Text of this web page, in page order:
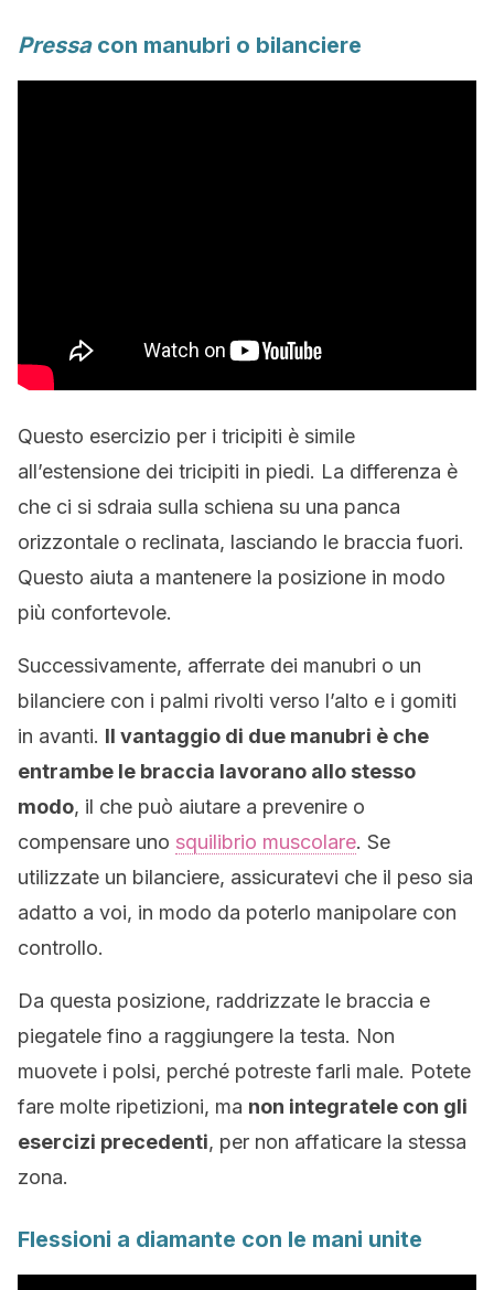
Pressacon manubri o bilanciere
Questo esercizio per i tricipiti è simile
all’estensione dei tricipiti in piedi. La differenza è
che ci si sdraia sulla schiena su una panca
orizzontale o reclinata, lasciando le braccia fuori.
Questo aiuta a mantenere la posizione in modo
più confortevole.
Successivamente, afferrate dei manubri o un
bilanciere con i palmi rivolti verso l’alto e i gomiti
in avanti. Il vantaggio di due manubri è che
entrambe le braccia lavorano allo stesso
modo, il che può aiutare a prevenire o
compensare uno squilibrio muscolare. Se
utilizzate un bilanciere, assicuratevi che il peso sia
adatto a voi, in modo da poterlo manipolare con
controllo.
Da questa posizione, raddrizzate le braccia e
piegatele fino a raggiungere la testa. Non
muovete i polsi, perché potreste farli male. Potete
fare molte ripetizioni, ma non integratele con gli
esercizi precedenti, per non affaticare la stessa
zona.
Flessioni a diamante con le mani unite